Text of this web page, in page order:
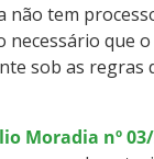
não tem
necessário que
sob as regras
Moradia nº